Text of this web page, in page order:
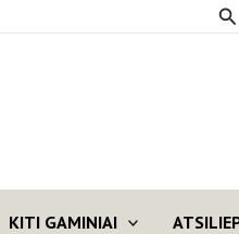
KITI GAMINIAI